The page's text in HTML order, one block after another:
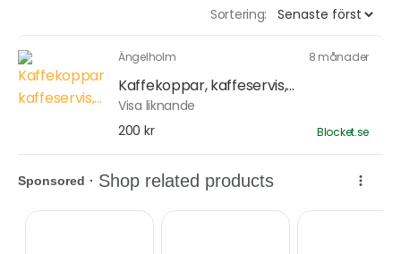
Sortering:
Ängelholm 8 månader
Kaffekoppar, kaffeservis,...
Visa liknande
200 kr
Blocket.se